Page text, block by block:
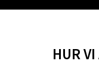
HUR